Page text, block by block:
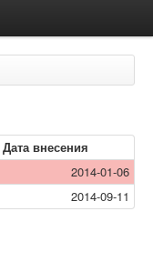
Дата внесения
2014-01-06
2014-09-11